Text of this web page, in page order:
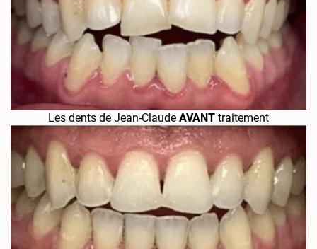
Les dents de Jean-Claude AVANT traitement